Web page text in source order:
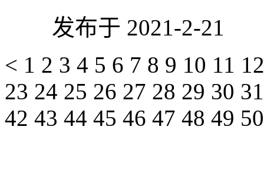
发布于 2021-2-21
< 1 2 3 4 5 6 7 8 9 10 11
23 24 25 26 27 28 29 30
42 43 44 45 46 47 48 49